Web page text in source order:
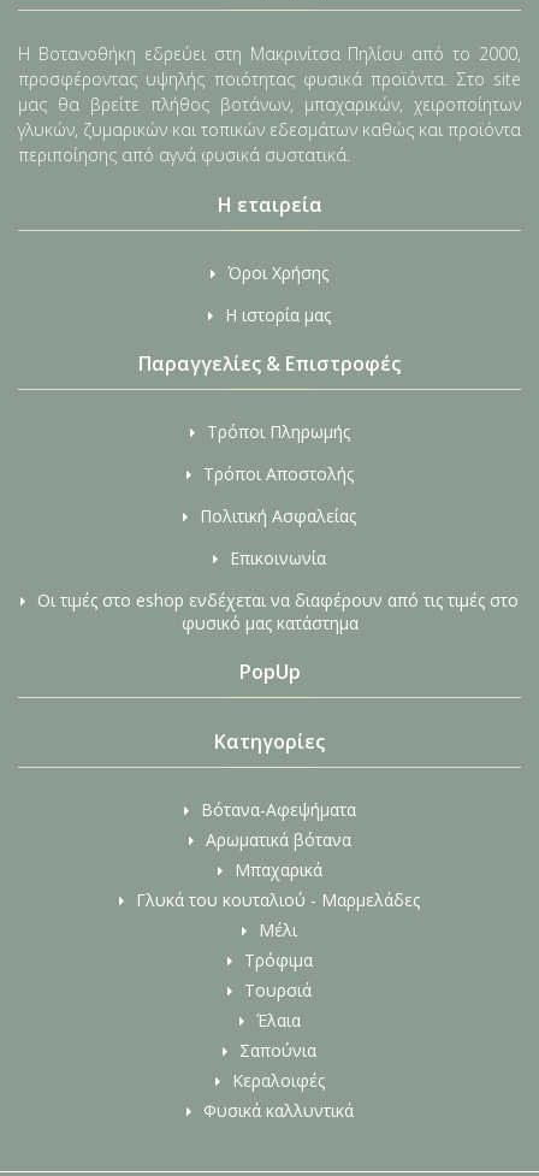
Η Βοτανοθήκη εδρεύει στη Μακρινίτσα Πηλίου από το 2000,
προσφέροντας υψηλής ποιότητας φυσικά προϊόντα. Στο site
μας θα βρείτε πλήθος βοτάνων, μπαχαρικών, χειροποίητων
γλυκών, ζυμαρικών και τοπικών εδεσμάτων καθώς και προϊόντα
περιποίησης από αγνά φυσικά συστατικά.
Η εταιρεία
Όροι Χρήσης
Η ιστορία μας
Παραγγελίες & Επιστροφές
Τρόποι Πληρωμής
Τρόποι Αποστολής
Πολιτική Ασφαλείας
Επικοινωνία
Οι τιμές στο eshop ενδέχεται να διαφέρουν από τις τιμές στο
φυσικό μας κατάστημα
PopUp
Κατηγορίες
Βότανα-Αφεψήματα
Αρωματικά βότανα
Μπαχαρικά
Γλυκά του κουταλιού - Μαρμελάδες
Μέλι
Τρόφιμα
Τουρσιά
Έλαια
Σαπούνια
Κεραλοιφές
Φυσικά καλλυντικά